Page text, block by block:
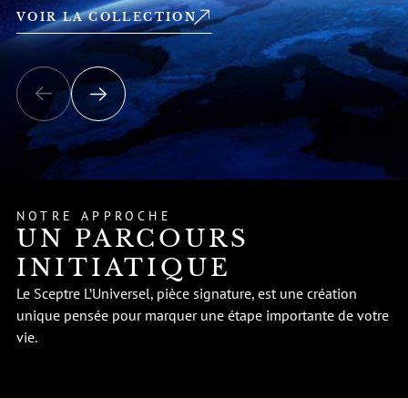
VOIR LA COLLECTION
NOTRE APPROCHE
UN PARCOURS
INITIATIQUE
Le Sceptre L’Universel, pièce signature, est une création
unique pensée pour marquer une étape importante de votre
vie.